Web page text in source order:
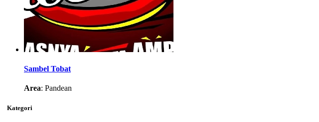
Sambel Tobat
Area: Pandean
Kategori